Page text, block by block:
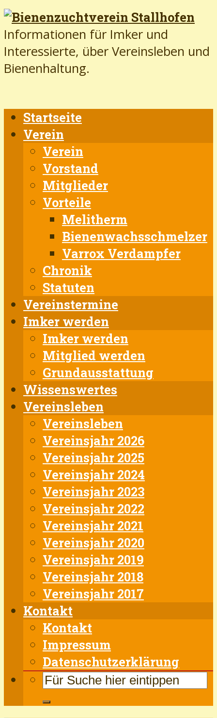
Informationen für Imker und
Interessierte, über Vereinsleben und
Bienenhaltung.
Startseite
Verein
Verein
Vorstand
Mitglieder
Vorteile
Melitherm
Bienenwachsschmelzer
Varrox Verdampfer
Chronik
Statuten
Vereinstermine
Imker werden
Imker werden
Mitglied werden
Grundausstattung
Wissenswertes
Vereinsleben
Vereinsleben
Vereinsjahr 2026
Vereinsjahr 2025
Vereinsjahr 2024
Vereinsjahr 2023
Vereinsjahr 2022
Vereinsjahr 2021
Vereinsjahr 2020
Vereinsjahr 2019
Vereinsjahr 2018
Vereinsjahr 2017
Kontakt
Kontakt
Impressum
Datenschutzerklärung